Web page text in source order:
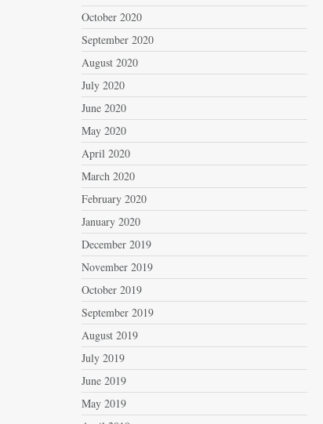
October 2020
September 2020
August 2020
July 2020
June 2020
May 2020
April 2020
March 2020
February 2020
January 2020
December 2019
November 2019
October 2019
September 2019
August 2019
July 2019
June 2019
May 2019